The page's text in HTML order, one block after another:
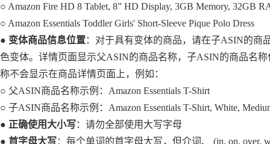
○ Amazon Fire HD 8 Tablet, 8” HD Display, 3GB Memory, 32GB
○ Amazon Essentials Toddler Girls' Short-Sleeve Pique Polo Dress
● 变体商品信息位置：对于具有变体的商品，请在子ASIN的商
色变体。详情页面显示父ASIN的商品名称，子ASIN的商品名
称不会显示在商品详情页面上，例如：
○ 父ASIN商品名称示例：Amazon Essentials T-Shirt
○ 子ASIN商品名称示例：Amazon Essentials T-Shirt, White,
● 正确使用大小写：请勿全部使用大写字母
● 首字母大写：每个单词的首字母大写，但介词、 (in, on, over,